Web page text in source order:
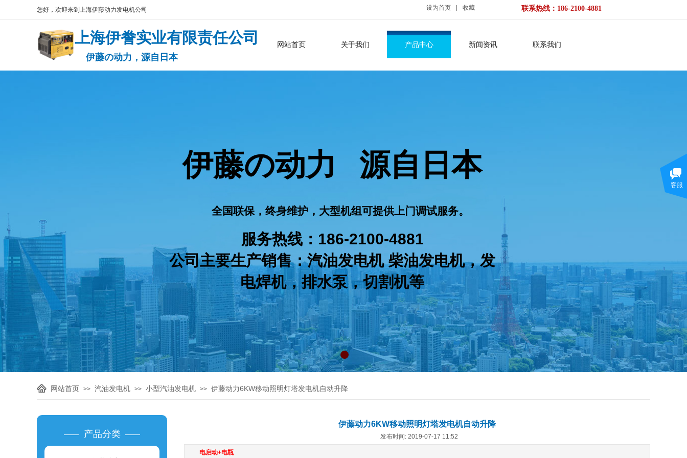
您好，欢迎来到上海伊藤动力发电机公司 联系热线：186-2100-4881
设为首页 收藏
上海伊誊实业有限责任公司 网站首页 关于我们 产品中心 新闻资讯 联系我们
​​​​ 伊藤の动力，源自日本
伊藤の动力 ​源自日本
全国联保，终身维护，大型机组可提供上门调试服务。
服务热线：186-2100-4881
公司主要生产销售：汽油发电机 柴油发电机，发
电焊机，排水泵，切割机等
网站首页 >> 汽油发电机 >> 小型汽油发电机 >> 伊藤动力6KW​移动照明灯塔发电机自动升降
产品分类
伊藤动力6KW​移动照明灯塔发电机自动升降
发布时间: 2019-07-17 11:52
电启动+电瓶
客服